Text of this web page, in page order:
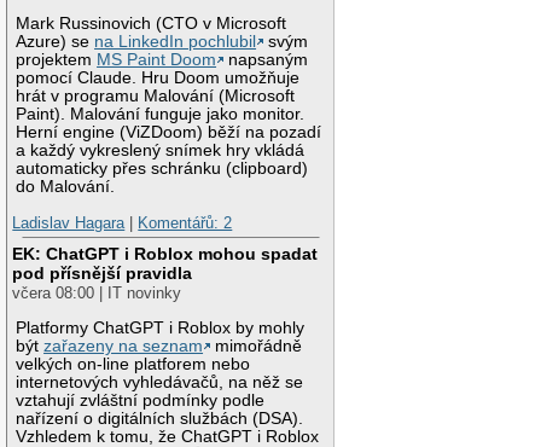
Mark Russinovich (CTO v Microsoft
Azure) se na LinkedIn pochlubil
svým
projektem MS Paint Doom
napsaným
pomocí Claude. Hru Doom umožňuje
hrát v programu Malování (Microsoft
Paint). Malování funguje jako monitor.
Herní engine (ViZDoom) běží na pozadí
a každý vykreslený snímek hry vkládá
automaticky přes schránku (clipboard)
do Malování.
Ladislav Hagara
Komentářů: 2
EK: ChatGPT i Roblox mohou spadat
pod přísnější pravidla
včera 08:00 | IT novinky
Platformy ChatGPT i Roblox by mohly
býtzařazeny na seznam
mimořádně
velkých on-line platforem nebo
internetových vyhledávačů, na něž se
vztahují zvláštní podmínky podle
nařízení o digitálních službách (DSA).
Vzhledem k tomu, že ChatGPT i Roblox